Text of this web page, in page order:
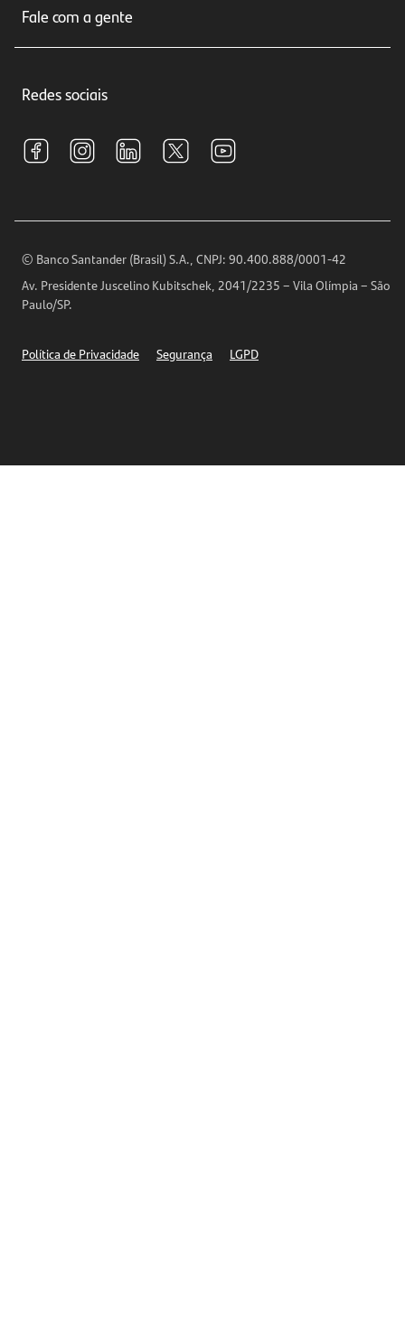
Seguros
Crédito e Financiamentos
Investimentos
Relações com Investidores
Fale com a gente
Central de Renegociação
S.A.C
Encontre nossas agências
Horários de Atendimento
Telefones
Redes sociais
© Banco Santander (Brasil) S.A., CNPJ: 90.400.888/0001-42
Av. Presidente Juscelino Kubitschek, 2041/2235 – Vila Olímpia – São
Paulo/SP.
Política de Privacidade Segurança LGPD